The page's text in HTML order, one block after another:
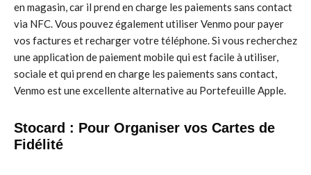
en magasin, car il prend en charge les paiements sans contact
via NFC. Vous pouvez également utiliser Venmo pour payer
vos factures et recharger votre téléphone. Si vous recherchez
une application de paiement mobile qui est facile à utiliser,
sociale et qui prend en charge les paiements sans contact,
Venmo est une excellente alternative au Portefeuille Apple.
Stocard : Pour Organiser vos Cartes de
Fidélité